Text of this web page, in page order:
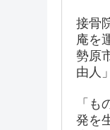
接骨
庵を
勢原
由人
「
発を